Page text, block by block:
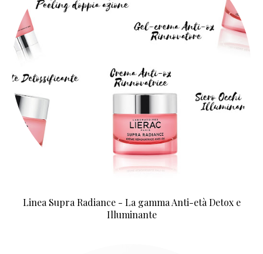
Linea Supra Radiance - La gamma Anti-età Detox e
Illuminante